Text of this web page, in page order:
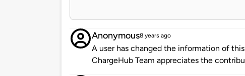
Anonymous8 years ago
A user has changed the information of
ChargeHub Team appreciates the